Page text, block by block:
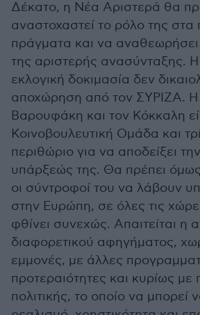
Δέκατο, η Νέα Αριστερά θα
αναστοχαστεί το ρόλο της στα
πράγματα και να αναθεωρήσει
της αριστερής ανασύνταξης.
εκλογική δοκιμασία δεν
αποχώρηση από τον ΣΥΡΙΖΑ. Η
Βαρουφάκη και τον Κόκκαλη
Κοινοβουλευτική Ομάδα και
περιθώριο για να αποδείξει
υπάρξεώς της. Θα πρέπει όμως
οι σύντροφοί του να λάβουν
στην Ευρώπη, σε όλες τις
φθίνει συνεχώς. Απαιτείται η
διαφορετικού αφηγήματος,
εμμονές, με άλλες
προτεραιότητες και κυρίως με
πολιτικής, το οποίο να μπορεί